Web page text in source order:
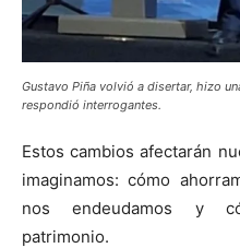
Gustavo Piña volvió a disertar, hizo
respondió interrogantes.
Estos cambios afectarán
imaginamos: cómo
nos endeudamos y
patrimonio.